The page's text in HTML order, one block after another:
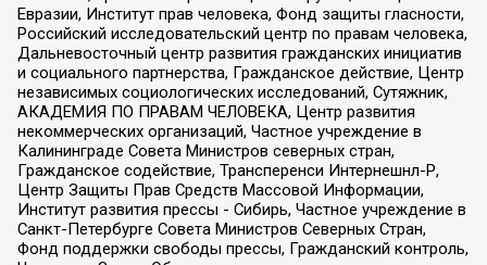
Евразии, Институт прав человека, Фонд защиты гласности,
Российский исследовательский центр по правам человека,
Дальневосточный центр развития гражданских инициатив
и социального партнерства, Гражданское действие, Центр
независимых социологических исследований, Сутяжник,
АКАДЕМИЯ ПО ПРАВАМ ЧЕЛОВЕКА, Центр развития
некоммерческих организаций, Частное учреждение в
Калининграде Совета Министров северных стран,
Гражданское содействие, Трансперенси Интернешнл-Р,
Центр Защиты Прав Средств Массовой Информации,
Институт развития прессы - Сибирь, Частное учреждение в
Санкт-Петербурге Совета Министров Северных Стран,
Фонд поддержки свободы прессы, Гражданский контроль,